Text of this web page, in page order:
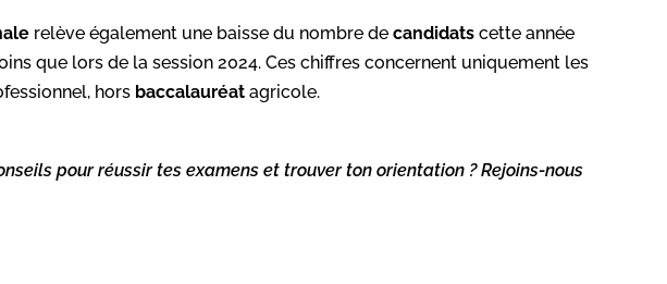
relève également une baisse du nombre de candidats cette année
que lors de la session 2024. Ces chiffres concernent uniquement les
hors baccalauréat agricole.
pour réussir tes examens et trouver ton orientation ? Rejoins-nous